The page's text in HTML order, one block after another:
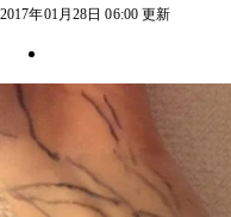
2017年01月28日 06:00 更新